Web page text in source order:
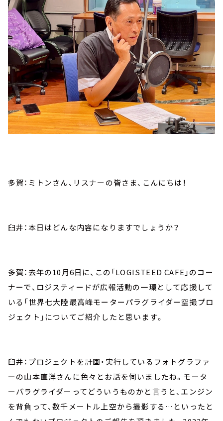
多賀：ミトンさん、リスナーの皆さま、こんにちは！
臼井：本日はどんな内容になりますでしょうか？
多賀：去年の10月6日に、この「LOGISTEED CAFE」のコー
ナーで、ロジスティードが広報活動の一環として応援して
いる「世界七大陸最高峰モーターパラグライダー空撮プロ
ジェクト」についてご紹介したと思います。
臼井：プロジェクトを計画・実行しているフォトグラファ
ーの山本直洋さんに色々とお話を伺いましたね。モータ
ーパラグライダーってどういうものかと言うと、エンジン
を背負って、数千メートル上空から撮影する…といったと